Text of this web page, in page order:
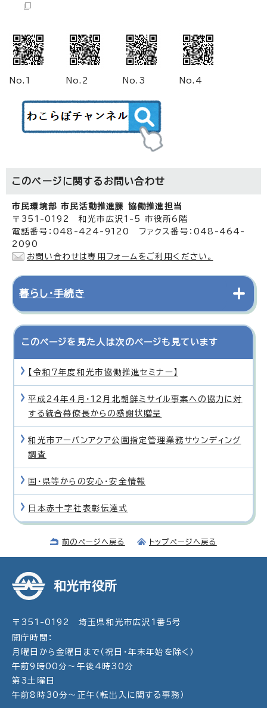
No.1 No.2 No.3 No.4
このページに関する お問い合わせ
市民環境部 市民活動推進課 協働推進担当
〒351-0192 和光市広沢1-5 市役所6階
電話番号：048-424-9120 ファクス番号：048-464-
2090
お問い合わせは専用フォームをご利用ください。
暮らし・手続き
このページを見た人は次のページも見ています
【令和7年度和光市協働推進セミナー】
平成24年4月・12月北朝鮮ミサイル事案への協力に対
する統合幕僚長からの感謝状贈呈
和光市アーバンアクア公園指定管理業務サウンディング
調査
国・県等からの安心・安全情報
日本赤十字社表彰伝達式
前のページへ戻る トップページへ戻る
和光市役所
〒351-0192 埼玉県和光市広沢1番5号
開庁時間：
月曜日から金曜日まで（祝日・年末年始を除く）
午前9時00分～午後4時30分
第3土曜日
午前8時30分～正午（転出入に関する事務）